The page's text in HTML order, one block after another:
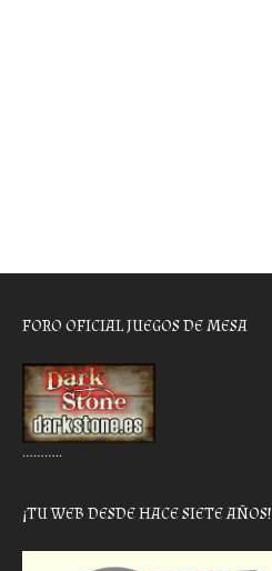
FORO OFICIAL JUEGOS DE MESA
………..
¡TU WEB DESDE HACE SIETE AÑOS!